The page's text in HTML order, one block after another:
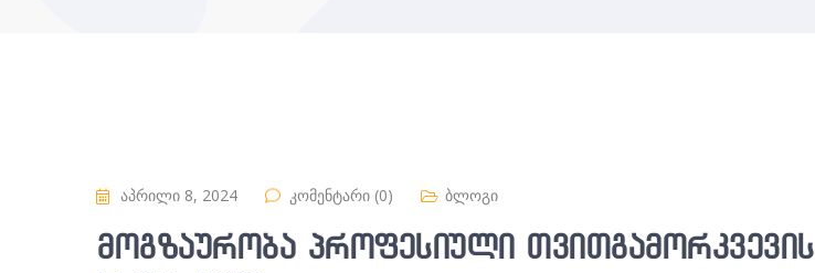
აპრილი 8, 2024 კომენტარი (0) ბლოგი
მოგზაურობა პროფესიული თვითგამორკვევის